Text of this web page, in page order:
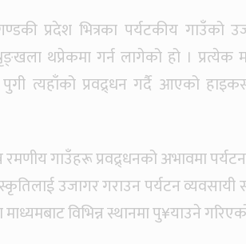
प्रदेश भित्रका पर्यटकीय
थप्रेकमा गर्न लागेको हो । प्रत्येक
पुगी त्यहाँको प्रवद्र्धन गर्दै आएको
रमणीय गाउँहरू प्रवद्र्धनको अभावमा
उजागर गराउन पर्यटन
विभिन्न स्थानमा पु¥याउने